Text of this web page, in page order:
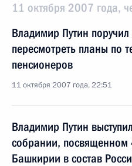
11 октября 2007 года,
Владимир Путин поручил
пересмотреть планы по
пенсионеров
11 октября 2007 года, 22:51
Владимир Путин
собрании, посвященном
Башкирии в состав